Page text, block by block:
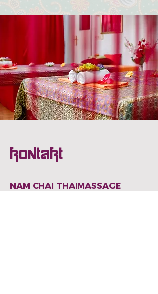
Kontakt
NAM CHAI THAIMASSAGE